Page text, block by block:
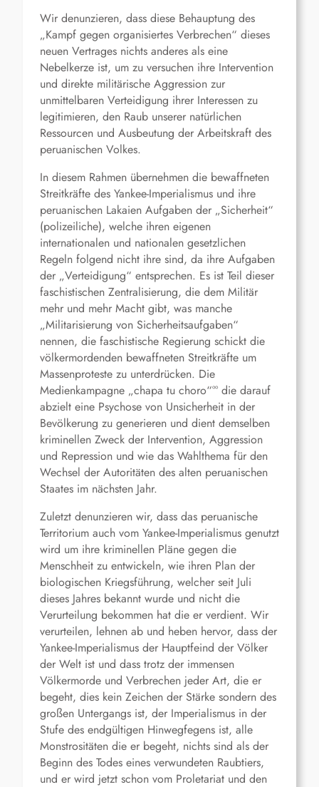
Wir denunzieren, dass diese Behauptung des
„Kampf gegen organisiertes Verbrechen“ dieses
neuen Vertrages nichts anderes als eine
Nebelkerze ist, um zu versuchen ihre Intervention
und direkte militärische Aggression zur
unmittelbaren Verteidigung ihrer Interessen zu
legitimieren, den Raub unserer natürlichen
Ressourcen und Ausbeutung der Arbeitskraft des
peruanischen Volkes.
In diesem Rahmen übernehmen die bewaffneten
Streitkräfte des Yankee-Imperialismus und ihre
peruanischen Lakaien Aufgaben der „Sicherheit“
(polizeiliche), welche ihren eigenen
internationalen und nationalen gesetzlichen
Regeln folgend nicht ihre sind, da ihre Aufgaben
der „Verteidigung“ entsprechen. Es ist Teil dieser
faschistischen Zentralisierung, die dem Militär
mehr und mehr Macht gibt, was manche
„Militarisierung von Sicherheitsaufgaben“
nennen, die faschistische Regierung schickt die
völkermordenden bewaffneten Streitkräfte um
Massenproteste zu unterdrücken. Die
Medienkampagne „chapa tu choro“°° die darauf
abzielt eine Psychose von Unsicherheit in der
Bevölkerung zu generieren und dient demselben
kriminellen Zweck der Intervention, Aggression
und Repression und wie das Wahlthema für den
Wechsel der Autoritäten des alten peruanischen
Staates im nächsten Jahr.
Zuletzt denunzieren wir, dass das peruanische
Territorium auch vom Yankee-Imperialismus genutzt
wird um ihre kriminellen Pläne gegen die
Menschheit zu entwickeln, wie ihren Plan der
biologischen Kriegsführung, welcher seit Juli
dieses Jahres bekannt wurde und nicht die
Verurteilung bekommen hat die er verdient. Wir
verurteilen, lehnen ab und heben hervor, dass der
Yankee-Imperialismus der Hauptfeind der Völker
der Welt ist und dass trotz der immensen
Völkermorde und Verbrechen jeder Art, die er
begeht, dies kein Zeichen der Stärke sondern des
großen Untergangs ist, der Imperialismus in der
Stufe des endgültigen Hinwegfegens ist, alle
Monstrositäten die er begeht, nichts sind als der
Beginn des Todes eines verwundeten Raubtiers,
und er wird jetzt schon vom Proletariat und den